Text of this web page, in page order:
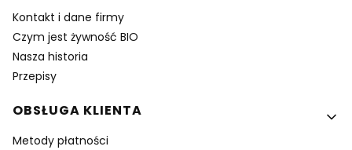
Kontakt i dane firmy
Czym jest żywność BIO
Nasza historia
Przepisy
OBSŁUGA KLIENTA
Metody płatności